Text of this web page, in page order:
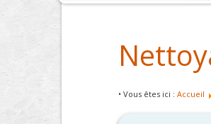
• Vous êtes ici : Accueil